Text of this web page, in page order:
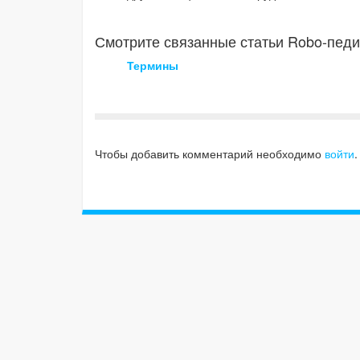
Смотрите связанные статьи Robo-
Термины
Чтобы добавить комментарий необходимо войти.